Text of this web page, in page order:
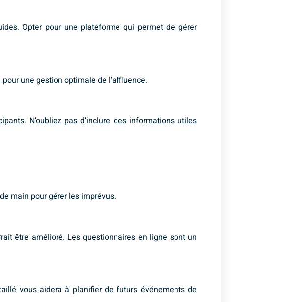
Opter pour une plateforme qui permet de gérer
une gestion optimale de l’affluence.
N’oubliez pas d’inclure des informations utiles
main pour gérer les imprévus.
être amélioré. Les questionnaires en ligne sont un
vous aidera à planifier de futurs événements de